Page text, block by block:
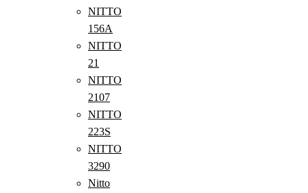
NITTO
156A
NITTO
21
NITTO
2107
NITTO
223S
NITTO
3290
Nitto